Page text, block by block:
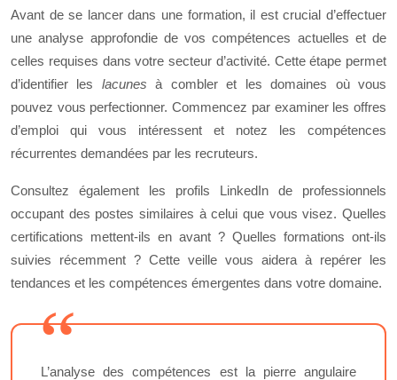
Avant de se lancer dans une formation, il est crucial d’effectuer
une analyse approfondie de vos compétences actuelles et de
celles requises dans votre secteur d’activité. Cette étape permet
d’identifier les lacunesà combler et les domaines où vous
pouvez vous perfectionner. Commencez par examiner les offres
d’emploi qui vous intéressent et notez les compétences
récurrentes demandées par les recruteurs.
Consultez également les profils LinkedIn de professionnels
occupant des postes similaires à celui que vous visez. Quelles
certifications mettent-ils en avant ? Quelles formations ont-ils
suivies récemment ? Cette veille vous aidera à repérer les
tendances et les compétences émergentes dans votre domaine.
L’analyse des compétences est la pierre angulaire